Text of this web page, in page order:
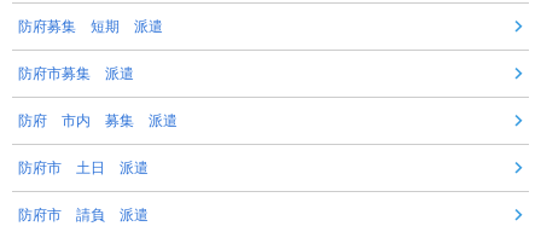
防府募集 短期 派遣
防府市募集 派遣
防府 市内 募集 派遣
防府市 土日 派遣
防府市 請負 派遣